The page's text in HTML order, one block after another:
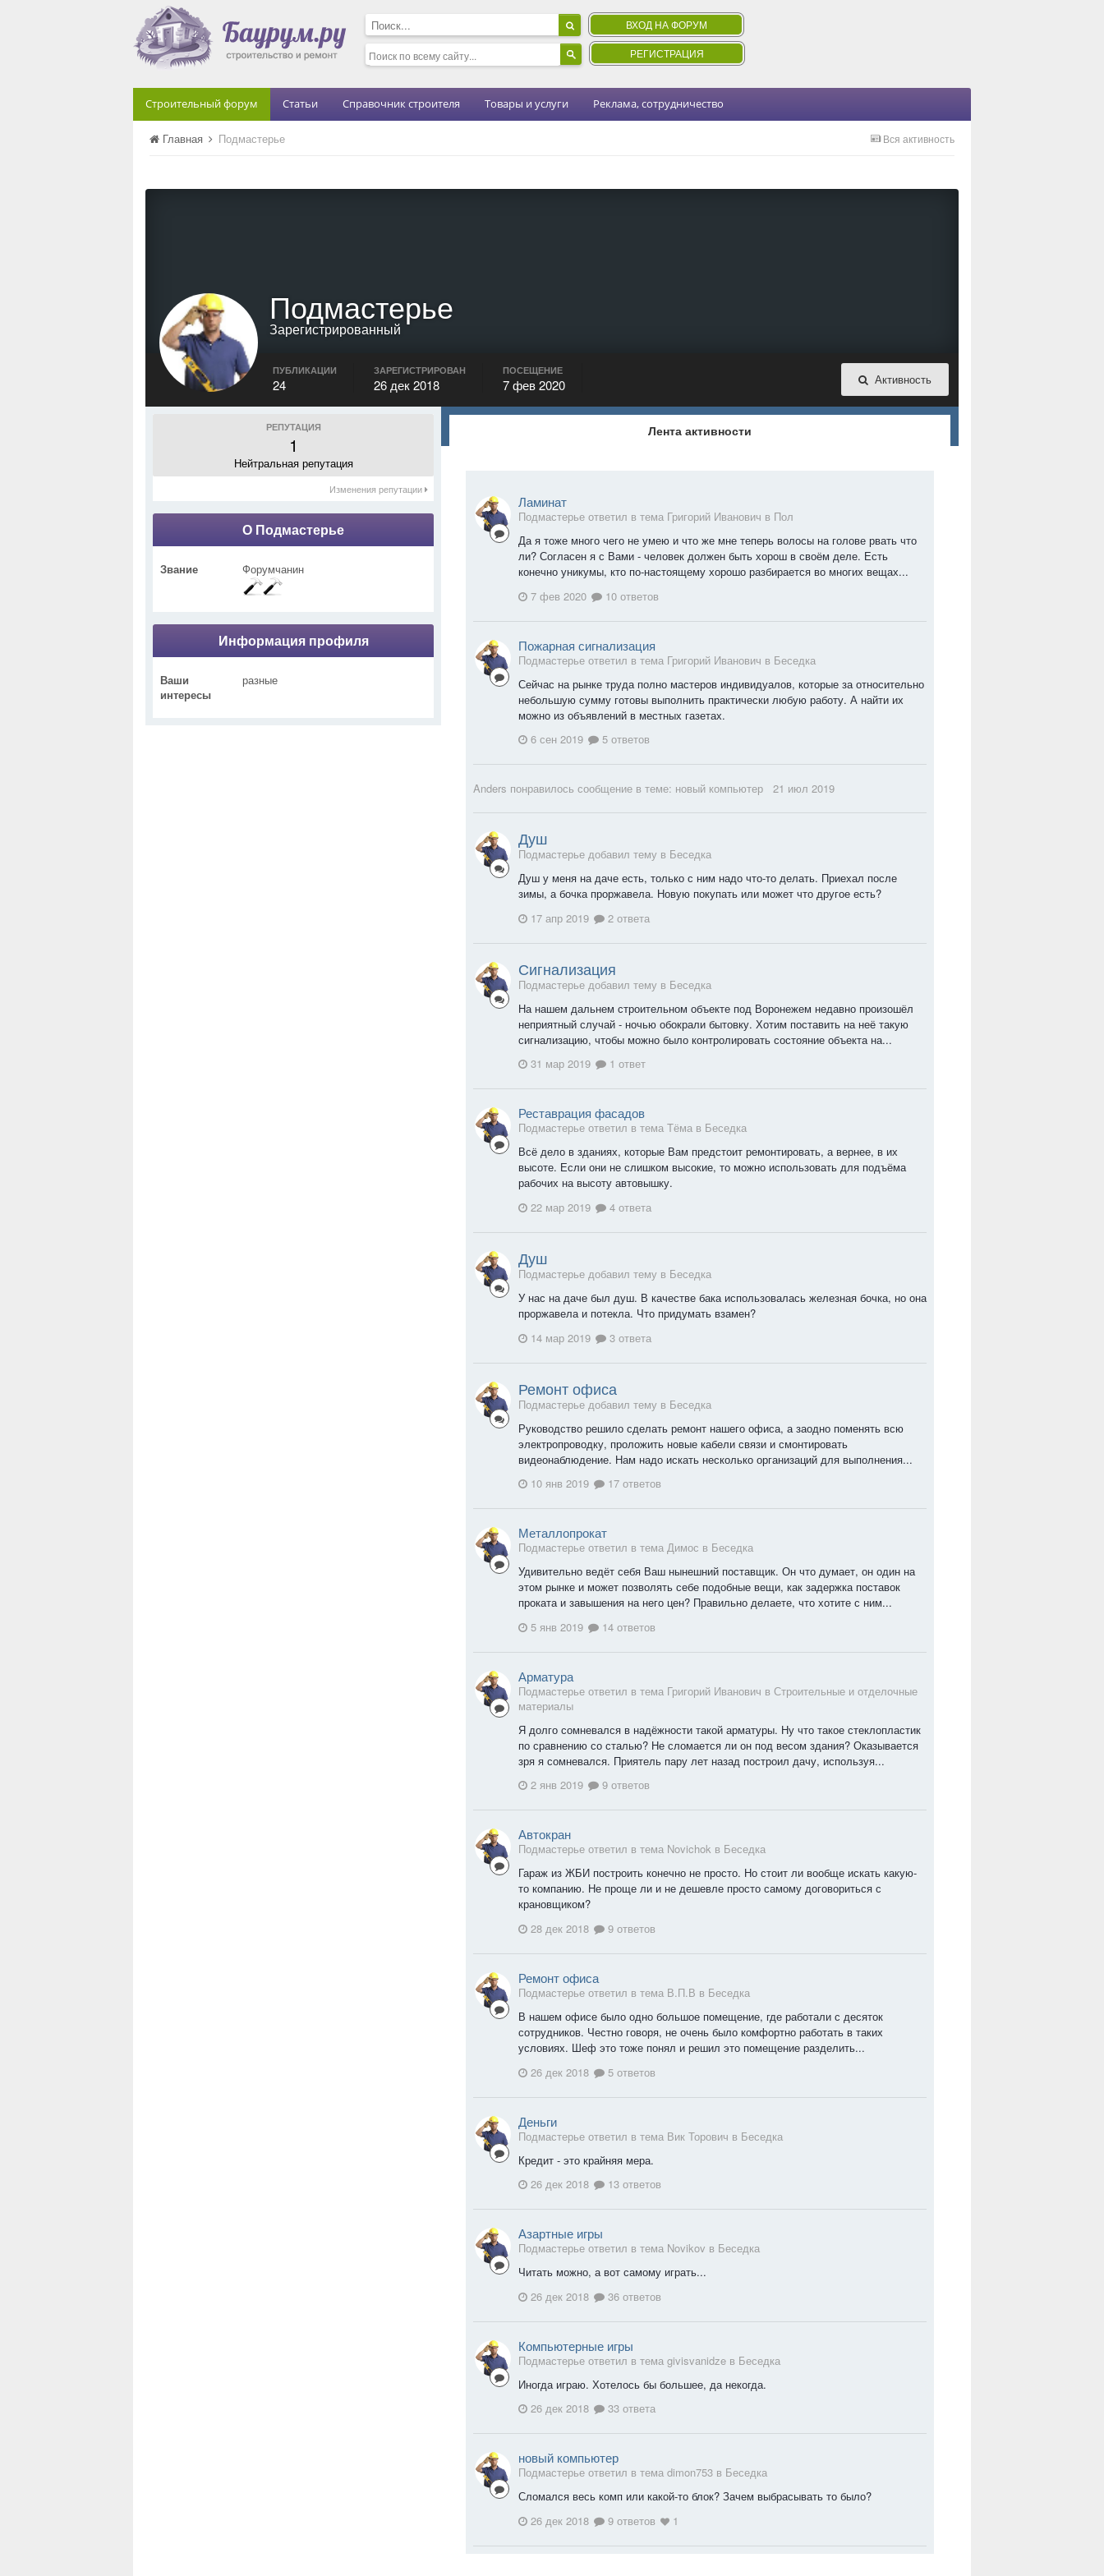
ВХОД НА ФОРУМ
РЕГИСТРАЦИЯ
Строительный форум Статьи Справочник строителя Товары и услуги Реклама, сотрудничество
Вся активность
Главная Подмастерье
Подмастерье
Зарегистрированный
Активность
ПУБЛИКАЦИИ
24
ЗАРЕГИСТРИРОВАН
26 дек 2018
ПОСЕЩЕНИЕ
7 фев 2020
РЕПУТАЦИЯ
1
Нейтральная репутация
Изменения репутации
О Подмастерье
Звание Форумчанин
Информация профиля
Ваши
интересы
разные
Лента активности
Ламинат
Подмастерье ответил в тема Григорий Иванович в Пол
Да я тоже много чего не умею и что же мне теперь волосы на голове рвать что
ли? Согласен я с Вами - человек должен быть хорош в своём деле. Есть
конечно уникумы, кто по-настоящему хорошо разбирается во многих вещах...
7 фев 2020
10 ответов
Пожарная сигнализация
Подмастерье ответил в тема Григорий Иванович в Беседка
Сейчас на рынке труда полно мастеров индивидуалов, которые за относительно
небольшую сумму готовы выполнить практически любую работу. А найти их
можно из объявлений в местных газетах.
6 сен 2019
5 ответов
Anders понравилось сообщение в теме: новый компьютер 21 июл 2019
Душ
Подмастерье добавил тему в Беседка
Душ у меня на даче есть, только с ним надо что-то делать. Приехал после
зимы, а бочка проржавела. Новую покупать или может что другое есть?
17 апр 2019
2 ответа
Сигнализация
Подмастерье добавил тему в Беседка
На нашем дальнем строительном объекте под Воронежем недавно произошёл
неприятный случай - ночью обокрали бытовку. Хотим поставить на неё такую
сигнализацию, чтобы можно было контролировать состояние объекта на...
31 мар 2019
1 ответ
Реставрация фасадов
Подмастерье ответил в тема Tёма в Беседка
Всё дело в зданиях, которые Вам предстоит ремонтировать, а вернее, в их
высоте. Если они не слишком высокие, то можно использовать для подъёма
рабочих на высоту автовышку.
22 мар 2019
4 ответа
Душ
Подмастерье добавил тему в Беседка
У нас на даче был душ. В качестве бака использовалась железная бочка, но она
проржавела и потекла. Что придумать взамен?
14 мар 2019
3 ответа
Ремонт офиса
Подмастерье добавил тему в Беседка
Руководство решило сделать ремонт нашего офиса, а заодно поменять всю
электропроводку, проложить новые кабели связи и смонтировать
видеонаблюдение. Нам надо искать несколько организаций для выполнения...
10 янв 2019
17 ответов
Металлопрокат
Подмастерье ответил в тема Димос в Беседка
Удивительно ведёт себя Ваш нынешний поставщик. Он что думает, он один на
этом рынке и может позволять себе подобные вещи, как задержка поставок
проката и завышения на него цен? Правильно делаете, что хотите с ним...
5 янв 2019
14 ответов
Арматура
Подмастерье ответил в тема Григорий Иванович в Строительные и отделочные
материалы
Я долго сомневался в надёжности такой арматуры. Ну что такое стеклопластик
по сравнению со сталью? Не сломается ли он под весом здания? Оказывается
зря я сомневался. Приятель пару лет назад построил дачу, используя...
2 янв 2019
9 ответов
Автокран
Подмастерье ответил в тема Novichok в Беседка
Гараж из ЖБИ построить конечно не просто. Но стоит ли вообще искать какую-
то компанию. Не проще ли и не дешевле просто самому договориться с
крановщиком?
28 дек 2018
9 ответов
Ремонт офиса
Подмастерье ответил в тема В.П.В в Беседка
В нашем офисе было одно большое помещение, где работали с десяток
сотрудников. Честно говоря, не очень было комфортно работать в таких
условиях. Шеф это тоже понял и решил это помещение разделить...
26 дек 2018
5 ответов
Деньги
Подмастерье ответил в тема Вик Торович в Беседка
Кредит - это крайняя мера.
26 дек 2018
13 ответов
Азартные игры
Подмастерье ответил в тема Novikov в Беседка
Читать можно, а вот самому играть...
26 дек 2018
36 ответов
Компьютерные игры
Подмастерье ответил в тема givisvanidze в Беседка
Иногда играю. Хотелось бы большее, да некогда.
26 дек 2018
33 ответа
новый компьютер
Подмастерье ответил в тема dimon753 в Беседка
Сломался весь комп или какой-то блок? Зачем выбрасывать то было?
26 дек 2018
9 ответов 1